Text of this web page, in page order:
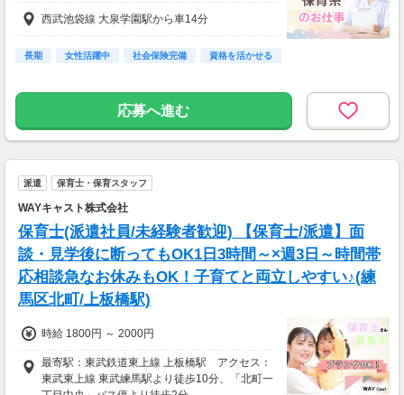
西武池袋線 大泉学園駅から車14分
長期 女性活躍中 社会保険完備 資格を活かせる
応募へ進む
派遣 保育士・保育スタッフ
WAYキャスト株式会社
保育士(派遣社員/未経験者歓迎) 【保育士/派遣】面
談・見学後に断ってもOK1日3時間～×週3日～時間帯
応相談急なお休みもOK！子育てと両立しやすい♪(練
馬区北町/上板橋駅)
時給 1800円 ～ 2000円
最寄駅：東武鉄道東上線 上板橋駅 アクセス：
東武東上線 東武練馬駅より徒歩10分、「北町一